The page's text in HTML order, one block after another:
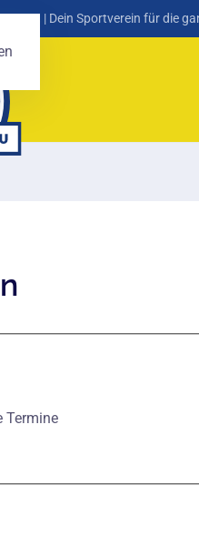
e. V. | Dein Sportverein für die
Termine